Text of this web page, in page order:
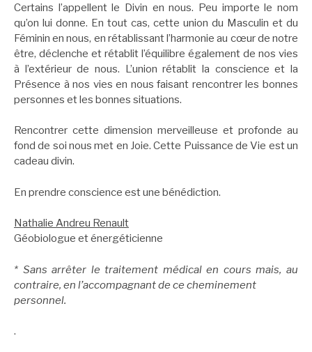
Certains l’appellent le Divin en nous. Peu importe le nom
qu’on lui donne. En tout cas, cette union du Masculin et du
Féminin en nous, en rétablissant l’harmonie au cœur de notre
être, déclenche et rétablit l’équilibre également de nos vies
à l’extérieur de nous. L’union rétablit la conscience et la
Présence à nos vies en nous faisant rencontrer les bonnes
personnes et les bonnes situations.
Rencontrer cette dimension merveilleuse et profonde au
fond de soi nous met en Joie. Cette Puissance de Vie est un
cadeau divin.
En prendre conscience est une bénédiction.
Nathalie Andreu Renault
Géobiologue et énergéticienne
* Sans arrêter le traitement médical en cours mais, au
contraire, en l’accompagnant de ce cheminement
personnel.
.